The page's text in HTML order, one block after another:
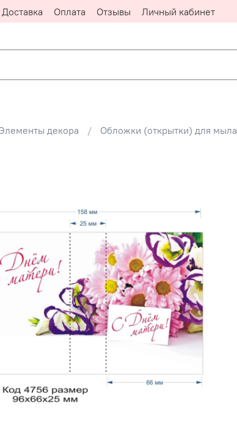
Доставка Оплата Отзывы Личный кабинет
декора Обложки (открытки) для мыла